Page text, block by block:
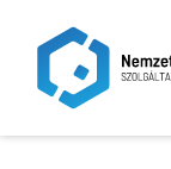
tartalomba